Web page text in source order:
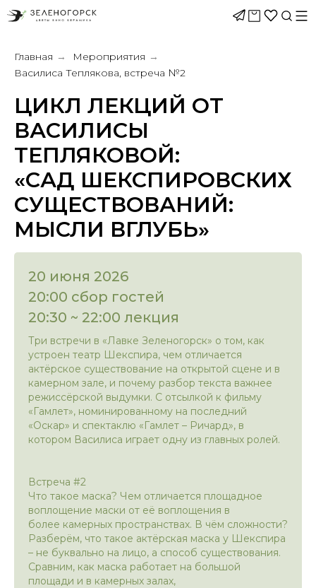
Главная → Мероприятия →
Василиса Теплякова, встреча №2
ЦИКЛ ЛЕКЦИЙ ОТ
ВАСИЛИСЫ
ТЕПЛЯКОВОЙ:
«САД ШЕКСПИРОВСКИХ
СУЩЕСТВОВАНИЙ:
МЫСЛИ ВГЛУБЬ»
20 июня 2026
20:00 сбор гостей
20:30 ~ 22:00 лекция
Три встречи в «Лавке Зеленогорск» о том, как
устроен театр Шекспира, чем отличается
актёрское существование на открытой сцене и в
камерном зале, и почему разбор текста важнее
режиссёрской выдумки. С отсылкой к фильму
«Гамлет», номинированному на последний
«Оскар» и спектаклю «Гамлет – Ричард», в
котором Василиса играет одну из главных ролей.
Встреча #2
Что такое маска? Чем отличается площадное
воплощение маски от её воплощения в
более камерных пространствах. В чём сложности?
Разберём, что такое актёрская маска у Шекспира
– не буквально на лицо, а способ существования.
Сравним, как маска работает на большой
площади и в камерных залах,